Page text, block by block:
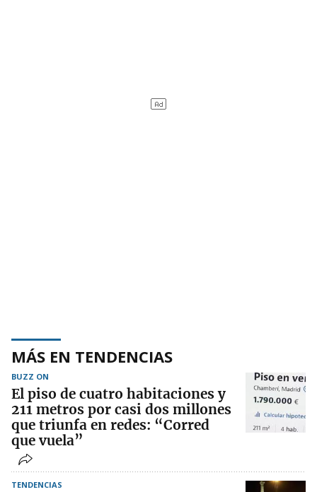
MÁS EN TENDENCIAS
BUZZ ON
El piso de cuatro habitaciones y
211 metros por casi dos millones
que triunfa en redes: “Corred
que vuela”
TENDENCIAS